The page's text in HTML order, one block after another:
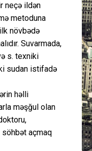
neçə ildən
metoduna
növbədə
Suvarmada,
s. texniki
sudan istifadə
həlli
məşğul olan
açmaq